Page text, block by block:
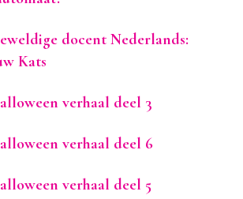
docent Nederlands:
Kats
verhaal deel 3
verhaal deel 6
verhaal deel 5